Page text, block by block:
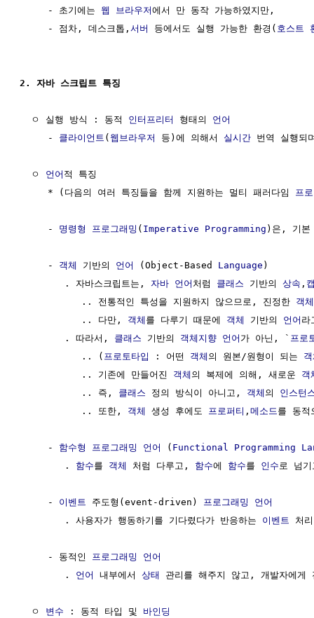
     - 초기에는
웹 브라우저에서 만 동작 가능하였지만,
     - 점차, 데스크톱,
서버 등에서도 실행 가능한 환경( 호스트
2. 자바 스크립트 특징
  ㅇ 실행 방식 : 동적
인터프리터 형태의 언어
     -
클라이언트 ( 웹브라우저 등)에 의해서 실시간 번역 실행
  ㅇ
언어 적 특징
     * (다음의 여러 특징들을 함께 지원하는 멀티 패러다임
프
     -
명령형 프로그래밍 ( Imperative Programming )은, 기본
     -
객체 기반의 언어 (Object-Based Language )
        . 자바스크립트는,
자바 언어 처럼 클래스 기반의 상속 ,
           .. 전통적인 특성을 지원하지 않으므로, 진정한
객
           .. 다만,
객체 를 다루기 때문에 객체 기반의 언어 라
        . 따라서,
클래스 기반의 객체지향 언어 가 아닌, ` 프로
           .. (
프로토타입 : 어떤 객체 의 원본/원형이 되는
           .. 기존에 만들어진
객체 의 복제에 의해, 새로운 객
           .. 즉,
클래스 정의 방식이 아니고, 객체 의 인스턴
           .. 또한,
객체 생성 후에도 프로퍼티 , 메소드 를 동적
     -
함수형 프로그래밍 언어 ( Functional Programming
        .
함수를 객체 처럼 다루고, 함수에 함수를 인수 로 넘
     -
이벤트 주도형(event-driven) 프로그래밍 언어
        . 사용자가 행동하기를 기다렸다가 반응하는
이벤트 처
     - 동적인
프로그래밍 언어
        .
언어 내부에서 상태 관리를 해주지 않고, 개발자에게
  ㅇ
변수 : 동적 타입 및 바인딩